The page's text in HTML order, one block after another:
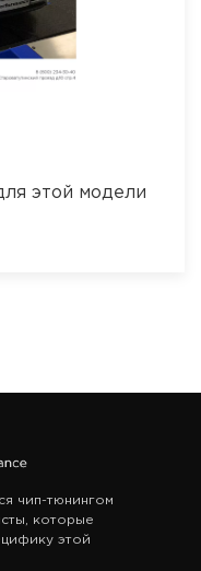
этой модели
чип-тюнингом
которые
этой